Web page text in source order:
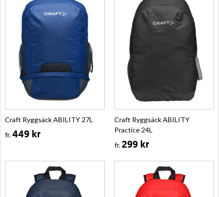
Craft Ryggsäck ABILITY 27L
fr.449 kr
Craft Ryggsäck ABILITY
Practice 24L
fr.299 kr